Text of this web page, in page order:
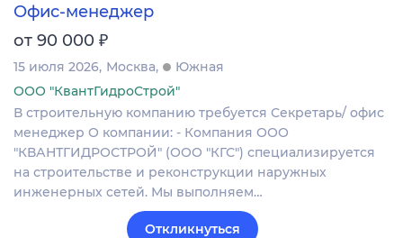
Офис-менеджер
от 90 000 ₽
15 июля 2026 Москва
Южная
ООО "КвантГидроСтрой"
В строительную компанию требуется Секретарь/ офис
менеджер О компании: - Компания ООО
"КВАНТГИДРОСТРОЙ" (ООО "КГС") специализируется
на строительстве и реконструкции наружных
инженерных сетей. Мы выполняем…
Откликнуться